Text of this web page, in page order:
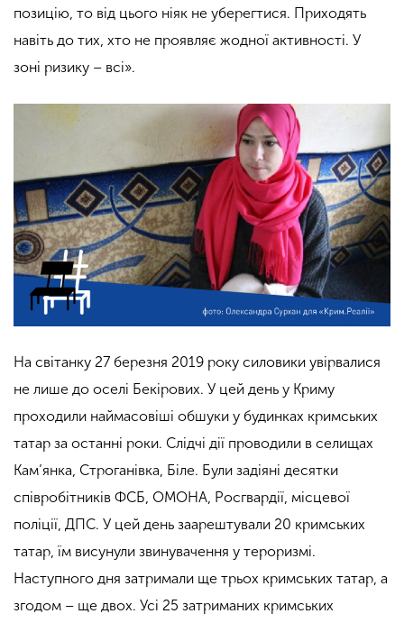
позицію, то від цього ніяк не уберегтися. Приходять
навіть до тих, хто не проявляє жодної активності. У
зоні ризику – всі».
На світанку 27 березня 2019 року силовики увірвалися
не лише до оселі Бекірових. У цей день у Криму
проходили наймасовіші обшуки у будинках кримських
татар за останні роки. Слідчі дії проводили в селищах
Кам’янка, Строганівка, Біле. Були задіяні десятки
співробітників ФСБ, ОМОНА, Росгвардії, місцевої
поліції, ДПС. У цей день заарештували 20 кримських
татар, їм висунули звинувачення у тероризмі.
Наступного дня затримали ще трьох кримських татар, а
згодом – ще двох. Усі 25 затриманих кримських